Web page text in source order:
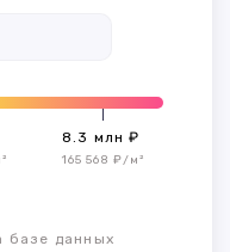
8.3 млн ₽
165 568 ₽/м²
базе данных